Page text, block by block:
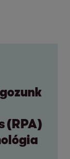
(RPA)